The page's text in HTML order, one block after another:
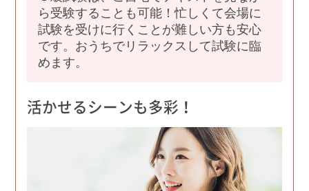
ら受験することも可能！忙しくて会場に
試験を受けに行くことが難しい方も安心
です。おうちでリラックスして試験に臨
めます。
活かせるシーンも多彩！